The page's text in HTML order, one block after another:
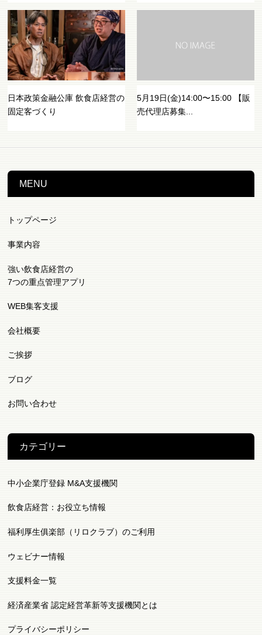
日本政策金融公庫 飲食店経営の
固定客づくり
5月19日(金)14:00〜15:00 【販
売代理店募集...
MENU
トップページ
事業内容
強い飲食店経営の
7つの重点管理アプリ
WEB集客支援
会社概要
ご挨拶
ブログ
お問い合わせ
カテゴリー
中小企業庁登録 M&A支援機関
飲食店経営：お役立ち情報
福利厚生俱楽部（リロクラブ）のご利用
ウェビナー情報
支援料金一覧
経済産業省 認定経営革新等支援機関とは
プライバシーポリシー